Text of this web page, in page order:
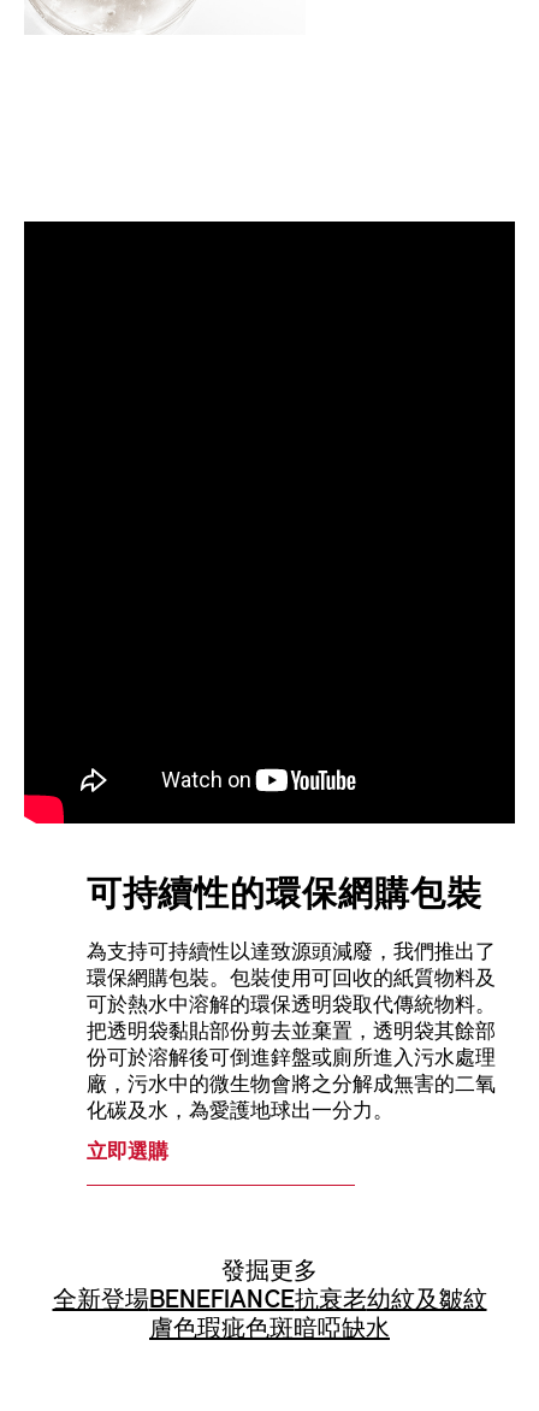
可持續性的環保網購包裝
為支持可持續性以達致源頭減廢，我們推出了
環保網購包裝。包裝使用可回收的紙質物料及
可於熱水中溶解的環保透明袋取代傳統物料。
把透明袋黏貼部份剪去並棄置，透明袋其餘部
份可於溶解後可倒進鋅盤或廁所進入污水處理
廠，污水中的微生物會將之分解成無害的二氧
化碳及水，為愛護地球出一分力。
立即選購
發掘更多
全新登場BENEFIANCE抗衰老幼紋及皺紋
膚色瑕疵色斑暗啞缺水